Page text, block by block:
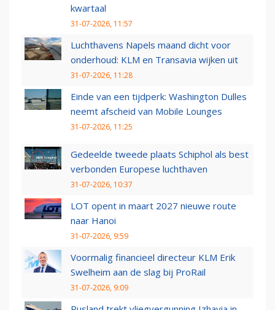
kwartaal
31-07-2026, 11:57
Luchthavens Napels maand dicht voor
onderhoud: KLM en Transavia wijken uit
31-07-2026, 11:28
Einde van een tijdperk: Washington Dulles
neemt afscheid van Mobile Lounges
31-07-2026, 11:25
Gedeelde tweede plaats Schiphol als best
verbonden Europese luchthaven
31-07-2026, 10:37
LOT opent in maart 2027 nieuwe route
naar Hanoi
31-07-2026, 9:59
Voormalig financieel directeur KLM Erik
Swelheim aan de slag bij ProRail
31-07-2026, 9:09